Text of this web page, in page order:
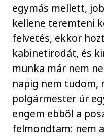
egymás mellett,
kellene teremteni
felvetés, ekkor
kabinetirodát, és
munka már nem
napig nem tudom,
polgármester úr
engem ebből a
felmondtam: nem